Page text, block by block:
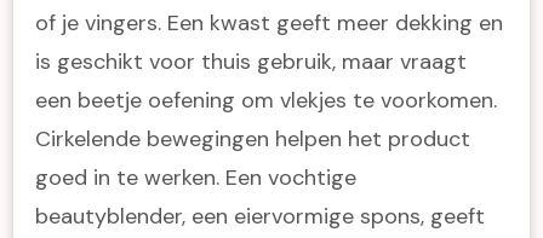
of je vingers. Een kwast geeft meer dekking en
is geschikt voor thuis gebruik, maar vraagt
een beetje oefening om vlekjes te voorkomen.
Cirkelende bewegingen helpen het product
goed in te werken. Een vochtige
beautyblender, een eiervormige spons, geeft